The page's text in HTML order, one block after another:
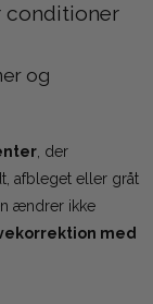
conditioner
og
, der
afbleget eller gråt
ændrer ikke
med